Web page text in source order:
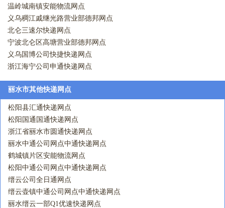
温岭城南镇安能物流网点
义乌稠江戚继光路营业部德邦网点
北仑三速尔快递网点
宁波北仑区高塘营业部德邦网点
义乌国博公司快捷快递网点
浙江海宁公司申通快递网点
丽水市其他快递网点
松阳县汇通快递网点
松阳国通国通快递网点
浙江省丽水市圆通快递网点
丽水中通公司网点中通快递网点
鹤城镇片区安能物流网点
松阳中通公司网点中通快递网点
缙云公司全日通网点
缙云壶镇中通公司网点中通快递网点
丽水缙云一部Q1优速快递网点